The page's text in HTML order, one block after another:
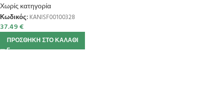
Χωρίς κατηγορία
Κωδικός: KANISF00100328
37.49€
ΠΡΟΣΘΉΚΗ ΣΤΟ ΚΑΛΆΘΙ